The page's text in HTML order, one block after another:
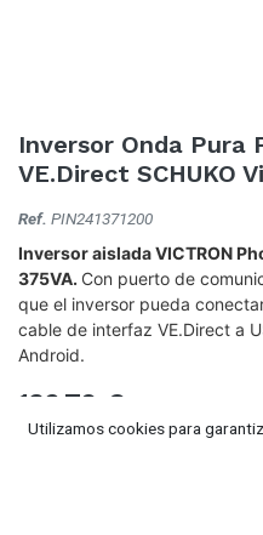
Inversor Onda Pura
VE.Direct SCHUKO
Ref. PIN241371200
Inversor aislada VICTRON
375VA. Con puerto de
que el inversor pueda
cable de interfaz VE.Direct a
Android.
136,79 €
Utilizamos cookies para